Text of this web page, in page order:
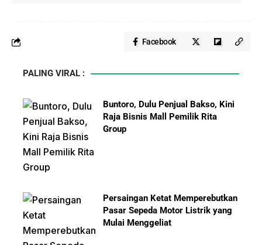
Facebook
PALING VIRAL :
Buntoro, Dulu Penjual Bakso, Kini
Raja Bisnis Mall Pemilik Rita
Group
Persaingan Ketat Memperebutkan
Pasar Sepeda Motor Listrik yang
Mulai Menggeliat